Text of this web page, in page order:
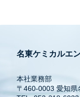
名東ケミカルエ
本社業務部
〒460-0003 愛知